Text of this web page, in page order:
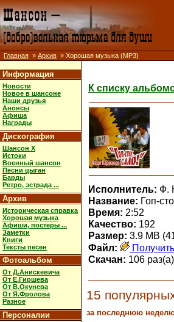
Главная » Архив » Хорошая музыка (MP3)
Информация
Новости
Новое в шансоне
Наши друзья
Анонсы
Афиша
Награды
Дискография
Шансон X
Истоки
Военный шансон
Песни цыган
Барды
Ретро, эстрада ...
Архив
Историческая справка
Хорошая музыка
Афиши, постеры ...
Заметки
Книги
Тексты песен
Фотоальбом
От Д.Анискевича
От Е.Гиршева
От В.Окунева
От Я.Фролова
Разное
Персоналии
К списку
Исполнитель: Ф.
Название: Гоп-
Время: 2:52
Качество: 192
Размер: 3.9 MB
Файл:
Скачан: 106
15
за последнюю